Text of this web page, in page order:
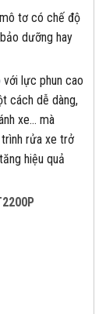
tơ có chế độ
dưỡng hay
với lực phun cao
cách dễ dàng,
xe… mà
rửa xe trở
hiệu quả